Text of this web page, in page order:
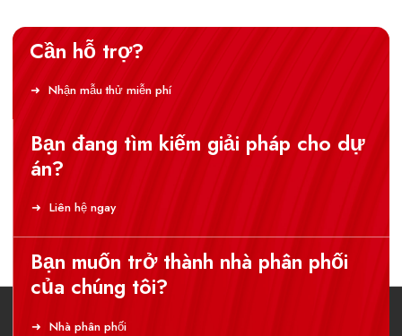
Cần hỗ trợ?
Nhận mẫu thử miễn phí
Bạn đang tìm kiếm giải pháp cho dự
án?
Liên hệ ngay
Bạn muốn trở thành nhà phân phối
của chúng tôi?
Nhà phân phối